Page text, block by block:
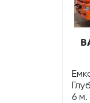
6 м.